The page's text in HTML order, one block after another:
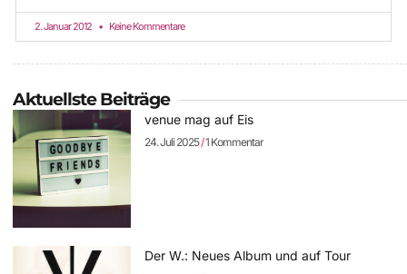
2. Januar 2012 Keine Kommentare
Aktuellste Beiträge
venue mag auf Eis
24. Juli 2025 1 Kommentar
Der W.: Neues Album und auf Tour